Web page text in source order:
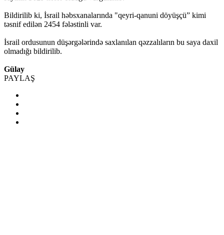
Bildirilib ki, İsrail həbsxanalarında "qeyri-qanuni döyüşçü” kimi
təsnif edilən 2454 fələstinli var.
İsrail ordusunun düşərgələrində saxlanılan qəzzalıların bu saya daxil
olmadığı bildirilib.
Gülay
PAYLAŞ